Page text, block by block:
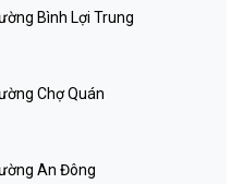
Bình Lợi Trung
Chợ Quán
An Đông